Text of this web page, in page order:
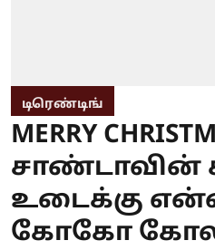
டிரெண்டிங்
MERRY
சாண்டாவின்
உடைக்கு
கோகோ